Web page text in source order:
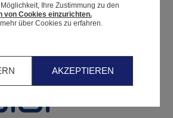
Ihre Zustimmung zu den
von Cookies einzurichten.
über Cookies zu erfahren.
AKZEPTIEREN